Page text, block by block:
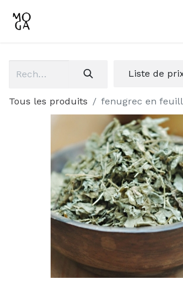
Liste de
Tous les produits fenugrec en